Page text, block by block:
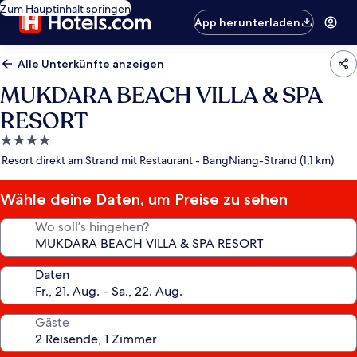
Zum Hauptinhalt springen
App herunterladen
Alle Unterkünfte anzeigen
MUKDARA BEACH VILLA & SPA
RESORT
4.0-
Sterne-
Resort direkt am Strand mit Restaurant - BangNiang-Strand (1,1 km)
Wähle deine Daten, um Preise zu sehen
Wo soll’s hingehen?
Daten
Gäste